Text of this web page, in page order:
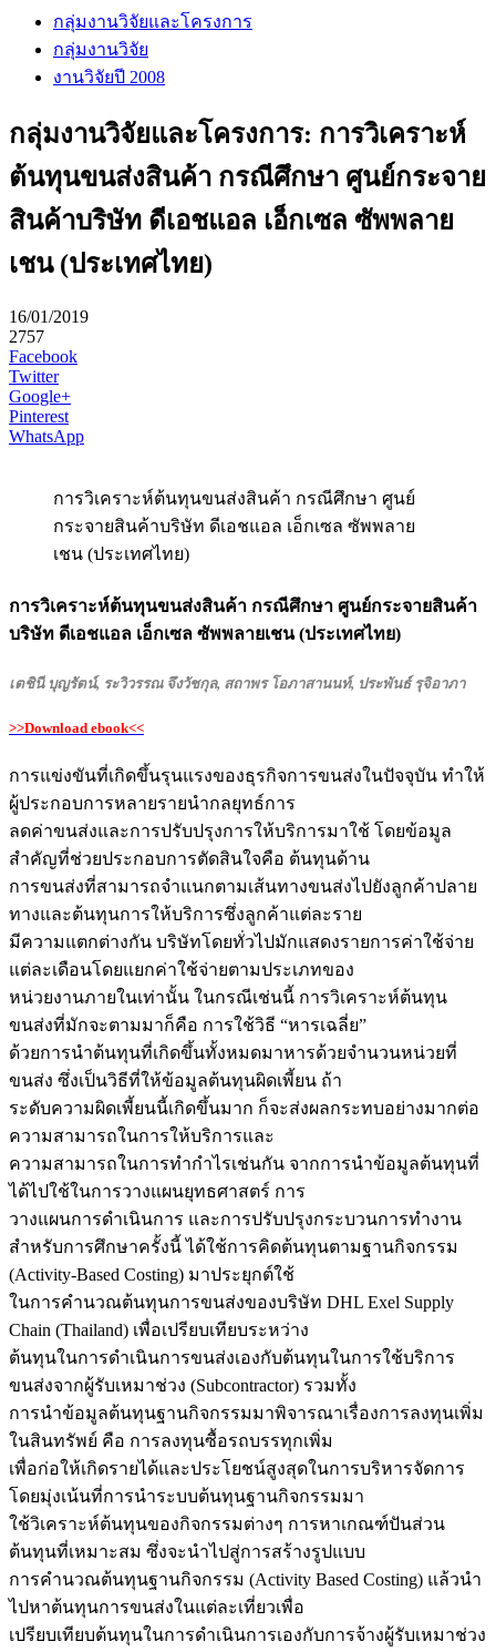
กลุ่มงานวิจัยและโครงการ
กลุ่มงานวิจัย
งานวิจัยปี 2008
กลุ่มงานวิจัยและโครงการ: การวิเคราะห์
ต้นทุนขนส่งสินค้า กรณีศึกษา ศูนย์กระจาย
สินค้าบริษัท ดีเอชแอล เอ็กเซล ซัพพลาย
เชน (ประเทศไทย)
16/01/2019
2757
Facebook
Twitter
Google+
Pinterest
WhatsApp
การวิเคราะห์ต้นทุนขนส่งสินค้า กรณีศึกษา ศูนย์
กระจายสินค้าบริษัท ดีเอชแอล เอ็กเซล ซัพพลาย
เชน (ประเทศไทย)
การวิเคราะห์ต้นทุนขนส่งสินค้า กรณีศึกษา ศูนย์กระจายสินค้า
บริษัท ดีเอชแอล เอ็กเซล ซัพพลายเชน (ประเทศไทย)
เตชินี บุญรัตน์, ระวิวรรณ จึงวัชกุล, สถาพร โอภาสานนท์, ประพันธ์ รุจิอาภา
>>Download ebook<<
การแข่งขันที่เกิดขึ้นรุนแรงของธุรกิจการขนส่งในปัจจุบัน ทำให้
ผู้ประกอบการหลายรายนำกลยุทธ์การ
ลดค่าขนส่งและการปรับปรุงการให้บริการมาใช้ โดยข้อมูล
สำคัญที่ช่วยประกอบการตัดสินใจคือ ต้นทุนด้าน
การขนส่งที่สามารถจำแนกตามเส้นทางขนส่งไปยังลูกค้าปลาย
ทางและต้นทุนการให้บริการซึ่งลูกค้าแต่ละราย
มีความแตกต่างกัน บริษัทโดยทั่วไปมักแสดงรายการค่าใช้จ่าย
แต่ละเดือนโดยแยกค่าใช้จ่ายตามประเภทของ
หน่วยงานภายในเท่านั้น ในกรณีเช่นนี้ การวิเคราะห์ต้นทุน
ขนส่งที่มักจะตามมาก็คือ การใช้วิธี “หารเฉลี่ย”
ด้วยการนำต้นทุนที่เกิดขึ้นทั้งหมดมาหารด้วยจำนวนหน่วยที่
ขนส่ง ซึ่งเป็นวิธีที่ให้ข้อมูลต้นทุนผิดเพี้ยน ถ้า
ระดับความผิดเพี้ยนนี้เกิดขึ้นมาก ก็จะส่งผลกระทบอย่างมากต่อ
ความสามารถในการให้บริการและ
ความสามารถในการทำกำไรเช่นกัน จากการนำข้อมูลต้นทุนที่
ได้ไปใช้ในการวางแผนยุทธศาสตร์ การ
วางแผนการดำเนินการ และการปรับปรุงกระบวนการทำงาน
สำหรับการศึกษาครั้งนี้ ได้ใช้การคิดต้นทุนตามฐานกิจกรรม
(Activity-Based Costing) มาประยุกต์ใช้
ในการคำนวณต้นทุนการขนส่งของบริษัท DHL Exel Supply
Chain (Thailand) เพื่อเปรียบเทียบระหว่าง
ต้นทุนในการดำเนินการขนส่งเองกับต้นทุนในการใช้บริการ
ขนส่งจากผู้รับเหมาช่วง (Subcontractor) รวมทั้ง
การนำข้อมูลต้นทุนฐานกิจกรรมมาพิจารณาเรื่องการลงทุนเพิ่ม
ในสินทรัพย์ คือ การลงทุนซื้อรถบรรทุกเพิ่ม
เพื่อก่อให้เกิดรายได้และประโยชน์สูงสุดในการบริหารจัดการ
โดยมุ่งเน้นที่การนำระบบต้นทุนฐานกิจกรรมมา
ใช้วิเคราะห์ต้นทุนของกิจกรรมต่างๆ การหาเกณฑ์ปันส่วน
ต้นทุนที่เหมาะสม ซึ่งจะนำไปสู่การสร้างรูปแบบ
การคำนวณต้นทุนฐานกิจกรรม (Activity Based Costing) แล้วนำ
ไปหาต้นทุนการขนส่งในแต่ละเที่ยวเพื่อ
เปรียบเทียบต้นทุนในการดำเนินการเองกับการจ้างผู้รับเหมาช่วง